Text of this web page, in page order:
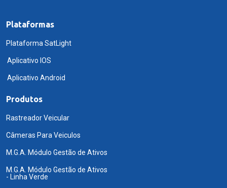
Plataformas
Plataforma SatLight
Aplicativo IOS
Aplicativo Android
Produtos
Rastreador Veicular
Câmeras Para Veiculos
M.G.A. Módulo Gestão de Ativos
M.G.A. Módulo Gestão de Ativos
- Linha Verde